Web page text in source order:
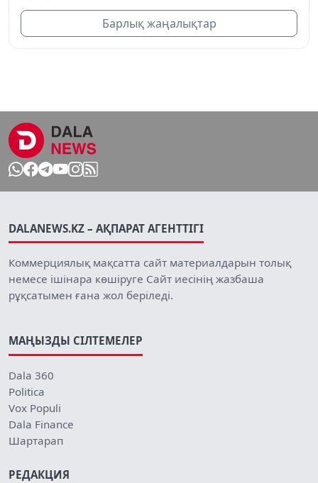
Барлық жаңалықтар
DALANEWS.KZ – АҚПАРАТ АГЕНТТІГІ
Коммерциялық мақсатта сайт материалдарын толық
немесе ішінара көшіруге Сайт иесінің жазбаша
рұқсатымен ғана жол беріледі.
МАҢЫЗДЫ СІЛТЕМЕЛЕР
Dala 360
Politica
Vox Populi
Dala Finance
Шартарап
РЕДАКЦИЯ